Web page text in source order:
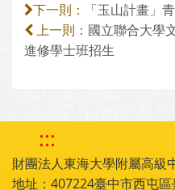
下一則： 「玉山計畫」
上一則： 國立聯合大學
進修學士班招生
:::
財團法人東海大學附屬高級
地址：407224臺中市西屯